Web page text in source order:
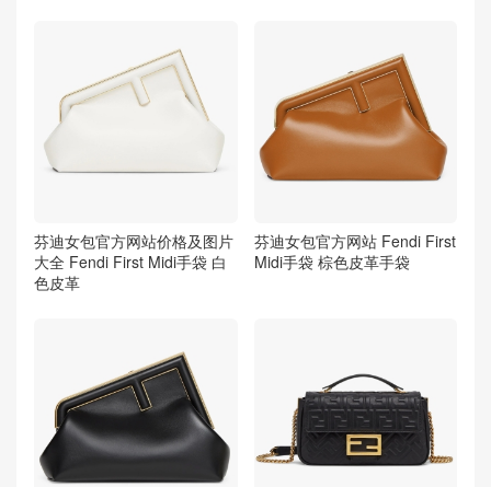
芬迪女包官方网站价格及图片
大全 Fendi First Midi手袋 白
色皮革
芬迪女包官方网站 Fendi First
Midi手袋 棕色皮革手袋